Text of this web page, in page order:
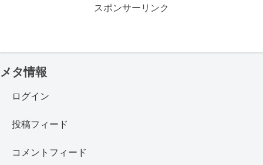
スポンサーリンク
メタ情報
ログイン
投稿フィード
コメントフィード